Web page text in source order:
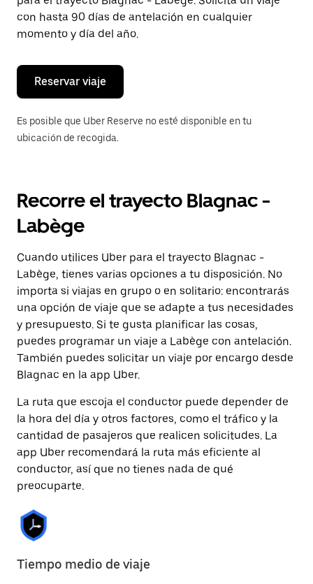
el
botón
de
escape
cerrar
calendario.
con hasta 90 días de antelación en cualquier
momento y día del año.
Reservar viaje
Es posible que Uber Reserve no esté disponible en tu
ubicación de recogida.
Recorre el trayecto Blagnac -
Labège
Cuando utilices Uber para el trayecto Blagnac -
Labège, tienes varias opciones a tu disposición. No
importa si viajas en grupo o en solitario: encontrarás
una opción de viaje que se adapte a tus necesidades
y presupuesto. Si te gusta planificar las cosas,
puedes programar un viaje a Labège con antelación.
También puedes solicitar un viaje por encargo desde
Blagnac en la app Uber.
La ruta que escoja el conductor puede depender de
la hora del día y otros factores, como el tráfico y la
cantidad de pasajeros que realicen solicitudes. La
app Uber recomendará la ruta más eficiente al
conductor, así que no tienes nada de qué
preocuparte.
Tiempo medio de viaje